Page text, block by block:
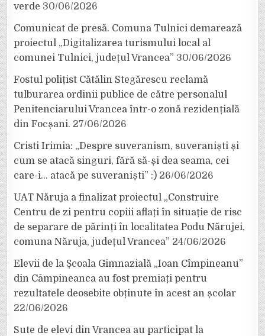
verde 30/06/2026
Comunicat de presă. Comuna Tulnici demarează
proiectul „Digitalizarea turismului local al
comunei Tulnici, județul Vrancea” 30/06/2026
Fostul polițist Cătălin Stegărescu reclamă
tulburarea ordinii publice de către personalul
Penitenciarului Vrancea într-o zonă rezidențială
din Focșani. 27/06/2026
Cristi Irimia: „Despre suveranism, suveraniști și
cum se atacă singuri, fără să-și dea seama, cei
care-i… atacă pe suveraniști” :) 26/06/2026
UAT Năruja a finalizat proiectul „Construire
Centru de zi pentru copiii aflați în situație de risc
de separare de părinți în localitatea Podu Nărujei,
comuna Năruja, județul Vrancea” 24/06/2026
Elevii de la Școala Gimnazială „Ioan Cîmpineanu”
din Câmpineanca au fost premiați pentru
rezultatele deosebite obținute în acest an școlar
22/06/2026
Sute de elevi din Vrancea au participat la